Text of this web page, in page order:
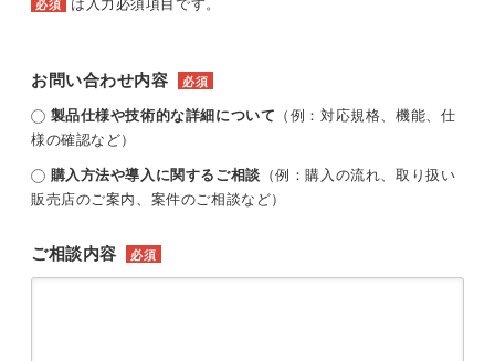
必須 は入力必須項目です。
お問い合わせ内容 必須
製品仕様や技術的な詳細について （例：対応規格、機能、仕
様の確認など）
購入方法や導入に関するご相談 （例：購入の流れ、取り扱い
販売店のご案内、案件のご相談など）
ご相談内容 必須